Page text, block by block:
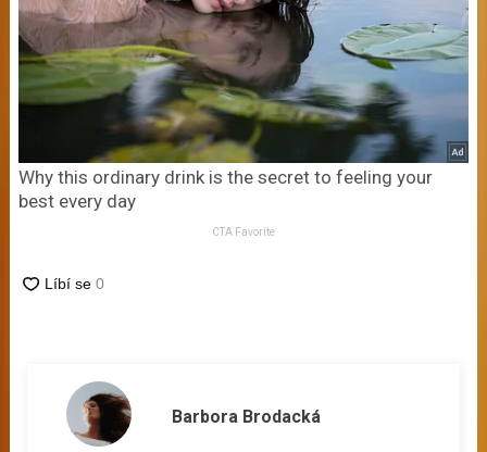
Why this ordinary drink is the secret to feeling your
best every day
CTA Favorite
Barbora Brodacká